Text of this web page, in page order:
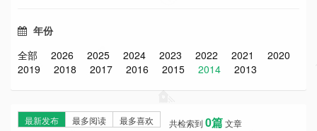
年份
全部
2026 2025 2024 2023 2022 2021
2020
2019
2018 2017 2016 2015 2014 2013
最新发布 最多阅读 最多喜欢 共检索到 0篇文章